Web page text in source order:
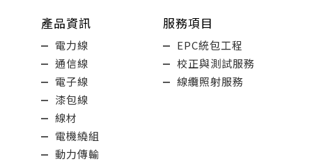
產品資訊
電力線
通信線
電子線
漆包線
線材
電機繞組
動力傳輸
服務項目
EPC統包工程
校正與測試服務
線纜照射服務